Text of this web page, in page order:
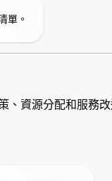
單。
資源分配和服務